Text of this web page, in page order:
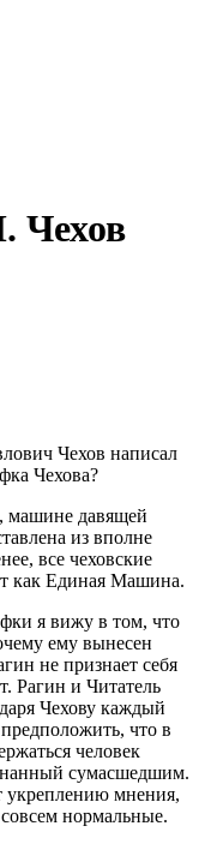
Чехов
Чехов написал
Чехова?
машине давящей
из вполне
все чеховские
как Единая Машина.
я вижу в том, что
ему вынесен
не признает себя
Рагин и Читатель
Чехову каждый
что в
человек
сумасшедшим.
укреплению мнения,
нормальные.